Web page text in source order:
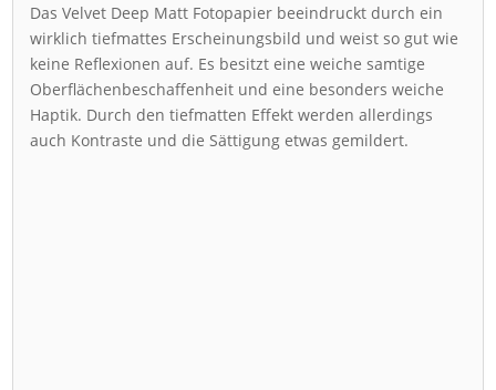
Das Velvet Deep Matt Fotopapier beeindruckt durch ein
wirklich tiefmattes Erscheinungsbild und weist so gut wie
keine Reflexionen auf. Es besitzt eine weiche samtige
Oberflächenbeschaffenheit und eine besonders weiche
Haptik. Durch den tiefmatten Effekt werden allerdings
auch Kontraste und die Sättigung etwas gemildert.